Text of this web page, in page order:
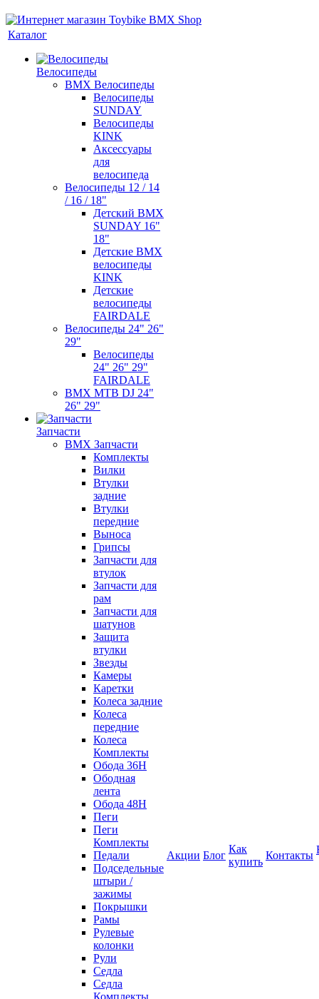
Каталог
Велосипеды
BMX Велосипеды
Велосипеды
SUNDAY
Велосипеды
KINK
Аксессуары
для
велосипеда
Велосипеды 12 / 14
/ 16 / 18"
Детский BMX
SUNDAY 16"
18"
Детские BMX
велосипеды
KINK
Детские
велосипеды
FAIRDALE
Велосипеды 24" 26"
29"
Велосипеды
24" 26" 29"
FAIRDALE
BMX MTB DJ 24"
26" 29"
Запчасти
BMX Запчасти
Комплекты
Вилки
Втулки
задние
Втулки
передние
Выноса
Грипсы
Запчасти для
втулок
Запчасти для
рам
Запчасти для
шатунов
Защита
втулки
Звезды
Камеры
Каретки
Колеса задние
Колеса
передние
Колеса
Комплекты
Обода 36H
Ободная
лента
Обода 48H
Пеги
Пеги
Комплекты
Педали
Подседельные
штыри /
зажимы
Покрышки
Рамы
Рулевые
колонки
Рули
Седла
Седла
Комплекты
Акции Блог
Как
купить
Контакты